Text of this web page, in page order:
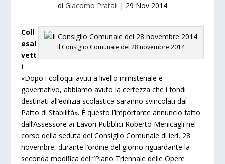
di Giacomo Pratali | 29 Nov 2014
Il Consiglio Comunale del 28 novembre 2014
Coll
esal
vett
i
«Dopo i colloqui avuti a livello ministeriale e
governativo, abbiamo avuto la certezza che i fondi
destinati all’edilizia scolastica saranno svincolati dal
Patto di Stabilità». È questo l’importante annuncio fatto
dall’Assessore ai Lavori Pubblici Roberto Menicagli nel
corso della seduta del Consiglio Comunale di ieri, 28
novembre, durante l’ordine del giorno riguardante la
seconda modifica del “Piano Triennale delle Opere